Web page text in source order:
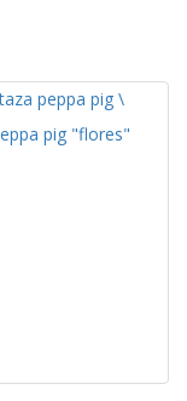
pig "flores"